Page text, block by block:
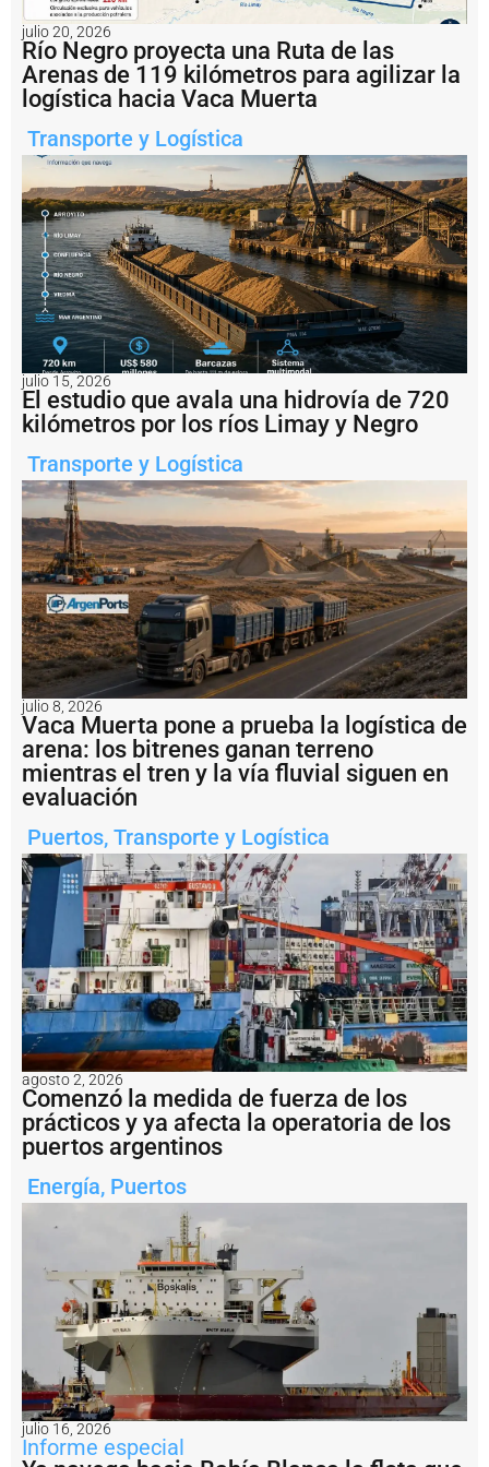
t
a
b
l
e
i
m
i
e
n
o
p
r
o
g
e
s
i
v
o
d
e
l
t
r
á
n
s
it
o
d
e
b
u
q
u
e
s
y
s
u
p
e
i
s
ó
6
6
m
o
v
i
m
e
n
i
d
r
o
v
julio 20, 2026
Río Negro proyecta una Ruta de las
Arenas de 119 kilómetros para agilizar la
logística hacia Vaca Muerta
Transporte y Logística
julio 15, 2026
El estudio que avala una hidrovía de 720
kilómetros por los ríos Limay y Negro
Transporte y Logística
julio 8, 2026
Vaca Muerta pone a prueba la logística de
arena: los bitrenes ganan terreno
mientras el tren y la vía fluvial siguen en
evaluación
Puertos, Transporte y Logística
agosto 2, 2026
Comenzó la medida de fuerza de los
prácticos y ya afecta la operatoria de los
puertos argentinos
Energía, Puertos
julio 16, 2026
Informe especial